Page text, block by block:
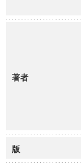
著者
版